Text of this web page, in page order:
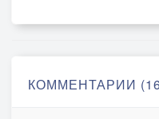
КОММЕНТАРИИ